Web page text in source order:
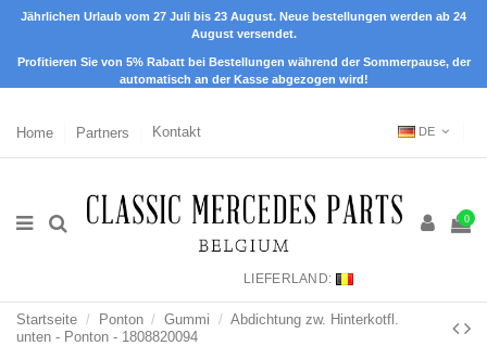
Jährlichen Urlaub vom 27 Juli bis 23 August. Neue bestellungen werden ab 24
August versendet.
Profitieren Sie von 5% Rabatt bei Bestellungen während der Sommerpause, der
automatisch an der Kasse abgezogen wird!
Home Partners Kontakt DE
0
LIEFERLAND:
Startseite Ponton Gummi
Abdichtung zw. Hinterkotfl.
unten - Ponton - 1808820094